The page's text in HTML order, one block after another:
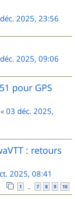
2025, 23:56
2025, 09:06
pour GPS
« 03 déc. 2025,
: retours
2025, 08:41
1 … 7 8 9 10